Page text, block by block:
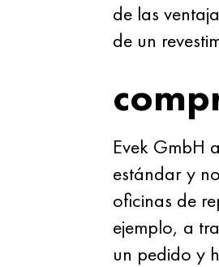
de las
de un
Evek GmbH
estándar y
oficinas de
ejemplo, a
un pedido y